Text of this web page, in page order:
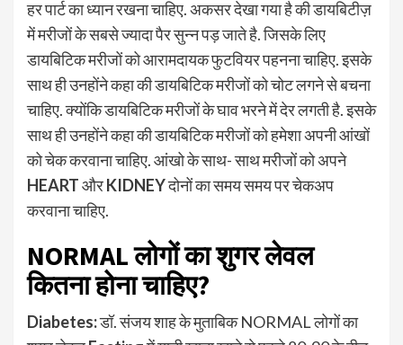
हर पार्ट का ध्यान रखना चाहिए. अकसर देखा गया है कीडायबिटीज़
में मरीजों के सबसे ज्यादा पैर सुन्न पड़ जाते है. जिसके लिए
डायबिटिक मरीजों को आरामदायक फुटवियर पहनना चाहिए. इसके
साथ ही उनहोंने कहा की डायबिटिक मरीजों को चोट लगने से बचना
चाहिए. क्योंकि डायबिटिक मरीजों के घाव भरने में देर लगती है. इसके
साथ ही उनहोंने कहा की डायबिटिक मरीजों को हमेशा अपनी आंखों
को चेक करवाना चाहिए. आंखो के साथ- साथ मरीजों को अपने
HEARTऔरKIDNEYदोनों का समय समय पर चेकअप
करवाना चाहिए.
NORMAL लोगों का शुगर लेवल
कितना होना चाहिए?
Diabetes:डॉ. संजय शाह के मुताबिक NORMAL लोगों का